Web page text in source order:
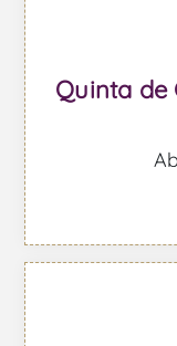
Quinta de